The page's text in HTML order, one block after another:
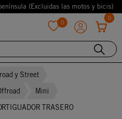
(Excluidas las motos y bicis)
0
0
y Street
Mini
TRASERO